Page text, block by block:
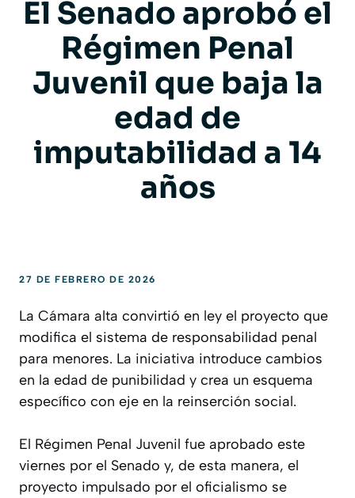
El Senado aprobó el
Régimen Penal
Juvenil que baja la
edad de
imputabilidad a 14
años
27 DE FEBRERO DE 2026
La Cámara alta convirtió en ley el proyecto que
modifica el sistema de responsabilidad penal
para menores. La iniciativa introduce cambios
en la edad de punibilidad y crea un esquema
específico con eje en la reinserción social.
El Régimen Penal Juvenil fue aprobado este
viernes por el Senado y, de esta manera, el
proyecto impulsado por el oficialismo se